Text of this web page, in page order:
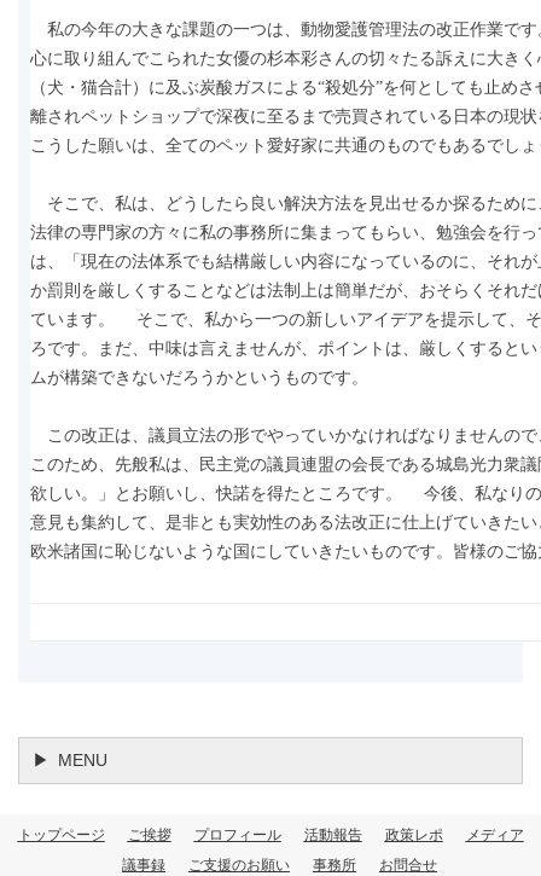
私の今年の大きな課題の一つは、動物愛護管理法の改正作業で
心に取り組んでこられた女優の杉本彩さんの切々たる訴えに大き
（犬・猫合計）に及ぶ炭酸ガスによる“殺処分”を何としても止め
離されペットショップで深夜に至るまで売買されている日本の現
こうした願いは、全てのペット愛好家に共通のものでもあるでしょ
そこで、私は、どうしたら良い解決方法を見出せるか探るため
法律の専門家の方々に私の事務所に集まってもらい、勉強会を行
は、「現在の法体系でも結構厳しい内容になっているのに、それ
か罰則を厳しくすることなどは法制上は簡単だが、おそらくそれ
ています。 そこで、私から一つの新しいアイデアを提示して、
ろです。まだ、中味は言えませんが、ポイントは、厳しくすると
ムが構築できないだろうかというものです。
この改正は、議員立法の形でやっていかなければなりませんの
このため、先般私は、民主党の議員連盟の会長である城島光力衆
欲しい。」とお願いし、快諾を得たところです。 今後、私なり
意見も集約して、是非とも実効性のある法改正に仕上げていきた
欧米諸国に恥じないような国にしていきたいものです。皆様のご
MENU
トップページ ご挨拶 プロフィール 活動報告 政策レポ
メディア
議事録
ご支援のお願い 事務所 お問合せ